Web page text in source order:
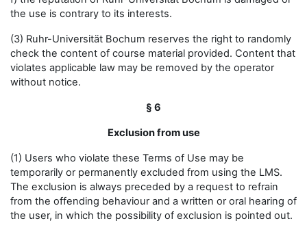
the use is contrary to its interests.
(3) Ruhr-Universität Bochum reserves the right to randomly
check the content of course material provided. Content that
violates applicable law may be removed by the operator
without notice.
§ 6
Exclusion from use
(1) Users who violate these Terms of Use may be
temporarily or permanently excluded from using the LMS.
The exclusion is always preceded by a request to refrain
from the offending behaviour and a written or oral hearing of
the user, in which the possibility of exclusion is pointed out.